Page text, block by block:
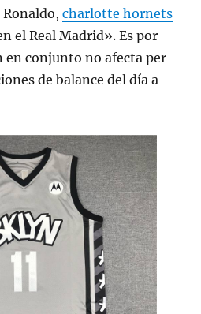
Ronaldo,charlotte hornets
el Real Madrid». Es por
en conjunto no afecta per
de balance del día a